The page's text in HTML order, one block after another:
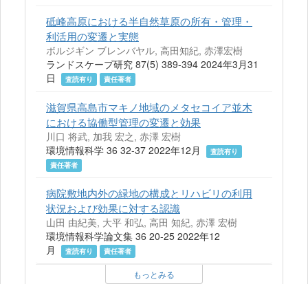
砥峰高原における半自然草原の所有・管理・
利活用の変遷と実態
ボルジギン ブレンバヤル, 高田知紀, 赤澤宏樹
ランドスケープ研究 87(5) 389-394 2024年3月31
日
査読有り 責任著者
滋賀県高島市マキノ地域のメタセコイア並木
における協働型管理の変遷と効果
川口 将武, 加我 宏之, 赤澤 宏樹
環境情報科学 36 32-37 2022年12月
査読有り
責任著者
病院敷地内外の緑地の構成とリハビリの利用
状況および効果に対する認識
山田 由紀美, 大平 和弘, 高田 知紀, 赤澤 宏樹
環境情報科学論文集 36 20-25 2022年12
月
査読有り 責任著者
もっとみる